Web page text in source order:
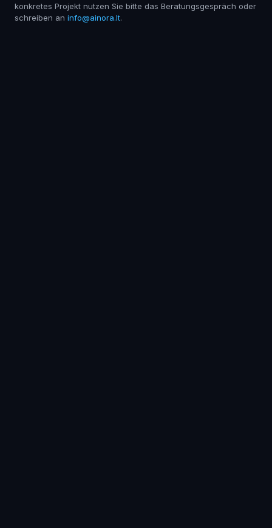
konkretes Projekt nutzen Sie bitte das Beratungsgespräch oder
schreiben an info@ainora.lt.